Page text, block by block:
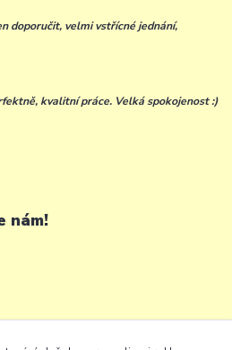
doporučit, velmi vstřícné jednání,
kvalitní práce. Velká spokojenost :)
nám!